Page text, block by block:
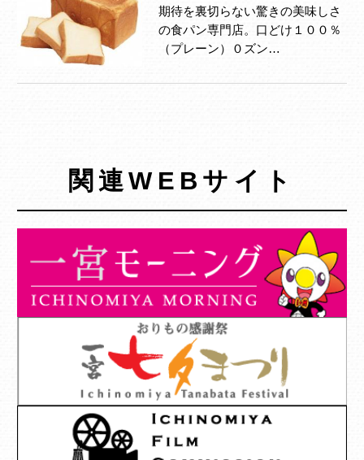
期待を裏切らない驚きの美味しさ
の食パン専門店。口どけ１００％
（プレーン）０ズン…
関連WEBサイト